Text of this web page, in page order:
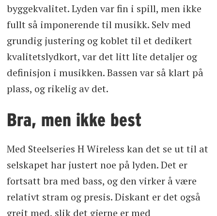
byggekvalitet. Lyden var fin i spill, men ikke
fullt så imponerende til musikk. Selv med
grundig justering og koblet til et dedikert
kvalitetslydkort, var det litt lite detaljer og
definisjon i musikken. Bassen var så klart på
plass, og rikelig av det.
Bra, men ikke best
Med Steelseries H Wireless kan det se ut til at
selskapet har justert noe på lyden. Det er
fortsatt bra med bass, og den virker å være
relativt stram og presis. Diskant er det også
greit med, slik det gjerne er med